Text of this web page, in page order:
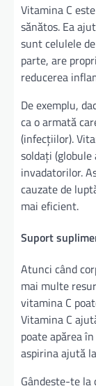
Vitamina C
sănătos. Ea
sunt celulele
parte, are
reducerea
De exemplu,
ca o armată
(infecțiilor).
soldați
invadatorilor.
cauzate de
mai eficient.
Suport
Atunci când
mai multe
vitamina C
Vitamina C
poate apărea
aspirina ajută
Gândește-te la